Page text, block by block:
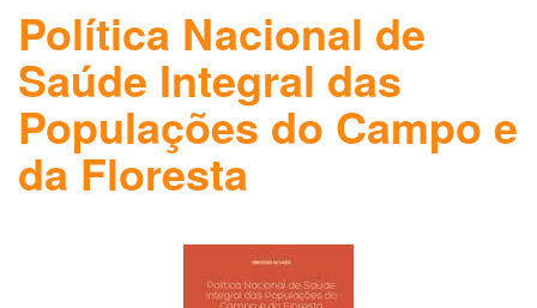
Política Nacional de
Saúde Integral das
Populações do Campo e
da Floresta